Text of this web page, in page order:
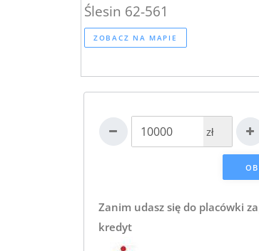
Ślesin 62-561
ZOBACZ NA MAPIE
zł
Zanim udasz się do placówki
kredyt